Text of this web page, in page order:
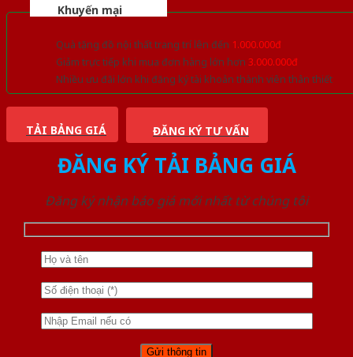
Khuyến mại
Quà tặng đồ nội thất trang trí lên đến 1.000.000đ
Giảm trực tiếp khi mua đơn hàng lớn hơn 3.000.000đ
Nhiều ưu đãi lớn khi đăng ký tài khoản thành viên thân thiết
TẢI BẢNG GIÁ ĐĂNG KÝ TƯ VẤN
ĐĂNG KÝ TẢI BẢNG GIÁ
Đăng ký nhận báo giá mới nhất từ chúng tôi